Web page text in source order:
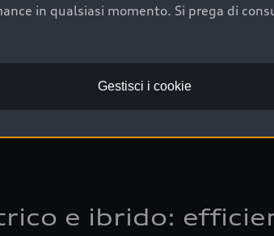
e degli interni: una buona
motore, trasmissione e componenti
in una Concessionaria ufficiale Audi
controlli approfonditi e coperto da
e ibrido:
in qualsiasi momento. Si prega di
Gestisci i cookie